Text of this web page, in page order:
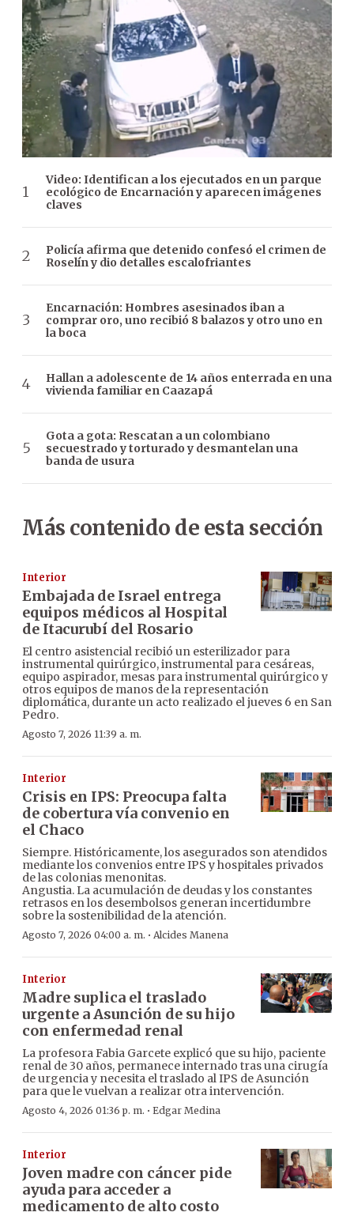
Video: Identifican a los ejecutados en un parque
ecológico de Encarnación y aparecen imágenes
claves
Policía afirma que detenido confesó el crimen de
Roselín y dio detalles escalofriantes
Encarnación: Hombres asesinados iban a
comprar oro, uno recibió 8 balazos y otro uno en
la boca
Hallan a adolescente de 14 años enterrada en una
vivienda familiar en Caazapá
Gota a gota: Rescatan a un colombiano
secuestrado y torturado y desmantelan una
banda de usura
Más contenido de esta sección
Interior
Embajada de Israel entrega
equipos médicos al Hospital
de Itacurubí del Rosario
El centro asistencial recibió un esterilizador para
instrumental quirúrgico, instrumental para cesáreas,
equipo aspirador, mesas para instrumental quirúrgico y
otros equipos de manos de la representación
diplomática, durante un acto realizado el jueves 6 en San
Pedro.
Agosto 7, 2026 11:39 a. m.
Interior
Crisis en IPS: Preocupa falta
de cobertura vía convenio en
el Chaco
Siempre. Históricamente, los asegurados son atendidos
mediante los convenios entre IPS y hospitales privados
de las colonias menonitas.
Angustia. La acumulación de deudas y los constantes
retrasos en los desembolsos generan incertidumbre
sobre la sostenibilidad de la atención.
Agosto 7, 2026 04:00 a. m. · Alcides Manena
Interior
Madre suplica el traslado
urgente a Asunción de su hijo
con enfermedad renal
La profesora Fabia Garcete explicó que su hijo, paciente
renal de 30 años, permanece internado tras una cirugía
de urgencia y necesita el traslado al IPS de Asunción
para que le vuelvan a realizar otra intervención.
Agosto 4, 2026 01:36 p. m. · Edgar Medina
Interior
Joven madre con cáncer pide
ayuda para acceder a
medicamento de alto costo